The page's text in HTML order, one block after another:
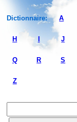
Dictionnaire: A
H J
Q R S
Z